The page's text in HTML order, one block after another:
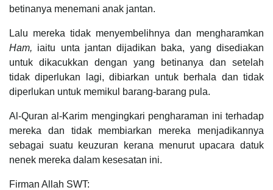
betinanya menemani anak jantan.
Lalu mereka tidak menyembelihnya dan mengharamkan
Ham, iaitu unta jantan dijadikan baka, yang disediakan
untuk dikacukkan dengan yang betinanya dan setelah
tidak diperlukan lagi, dibiarkan untuk berhala dan tidak
diperlukan untuk memikul barang-barang pula.
Al-Quran al-Karim mengingkari pengharaman ini terhadap
mereka dan tidak membiarkan mereka menjadikannya
sebagai suatu keuzuran kerana menurut upacara datuk
nenek mereka dalam kesesatan ini.
Firman Allah SWT: